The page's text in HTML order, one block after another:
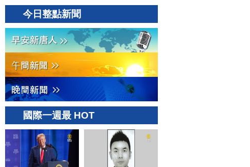
今日整點新聞
國際一週最 HOT